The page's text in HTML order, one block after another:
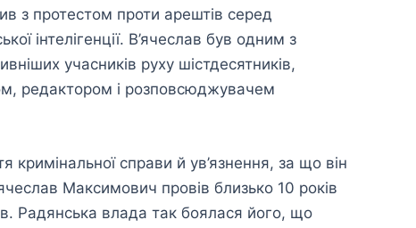
з протестом проти арештів серед
інтелігенції. В’ячеслав був одним з
учасників руху шістдесятників,
редактором і розповсюджувачем
кримінальної справи й ув’язнення, за що він
Максимович провів близько 10 років
Радянська влада так боялася його, що